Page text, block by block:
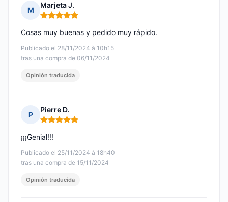
M
Marjeta J.
Nota: 5 de 5
Publicado el 28/11/2024 à 10h15
tras una compra de 06/11/2024
Cosas muy buenas y pedido muy rápido.
Opinión traducida
P
Pierre D.
Nota: 5 de 5
Publicado el 25/11/2024 à 18h40
tras una compra de 15/11/2024
¡¡¡Genial!!!
Opinión traducida